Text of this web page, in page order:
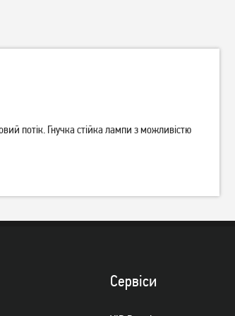
729грн
579грн
потік. Гнучка стійка лампи з можливістю
Сервiси